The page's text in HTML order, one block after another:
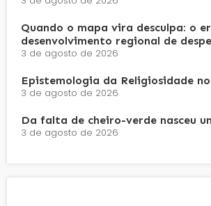
Quando o mapa vira desculpa: o
desenvolvimento regional de
3 de agosto de 2026
Epistemologia da Religiosidade
3 de agosto de 2026
Da falta de cheiro-verde nasceu
3 de agosto de 2026